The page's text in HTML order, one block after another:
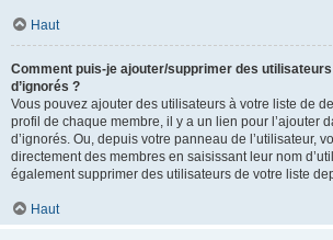
Haut
Comment puis-je ajouter/supprimer des utilisateurs
d’ignorés ?
Vous pouvez ajouter des utilisateurs à votre liste de
profil de chaque membre, il y a un lien pour l’ajouter
d’ignorés. Ou, depuis votre panneau de l’utilisateur,
directement des membres en saisissant leur nom
également supprimer des utilisateurs de votre liste
Haut